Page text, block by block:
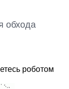
обхода
роботом